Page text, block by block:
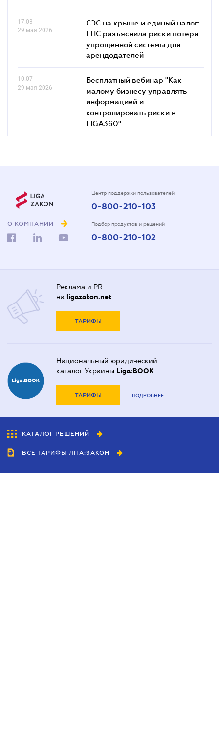
17.03
29 мая 2026
СЭС на крыше и единый налог:
ГНС разъяснила риски потери
упрощенной системы для
арендодателей
10.07
29 мая 2026
Бесплатный вебинар "Как
малому бизнесу управлять
информацией и
контролировать риски в
LIGA360"
О КОМПАНИИ
Центр поддержки пользователей
0-800-210-103
Подбор продуктов и решений
0-800-210-102
Реклама и PR
на ligazakon.net
ТАРИФЫ
Национальный юридический
каталог Украины Liga:BOOK
ТАРИФЫ ПОДРОБНЕЕ
КАТАЛОГ РЕШЕНИЙ
ВСЕ ТАРИФЫ ЛІГА:ЗАКОН